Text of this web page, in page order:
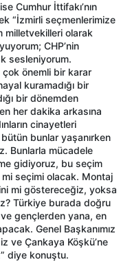
Cumhur İttifakı’nın
“İzmirli seçmenlerimize
milletvekilleri olarak
CHP’nin
sesleniyorum.
önemli bir karar
kuramadığı bir
bir dönemden
her dakika arkasına
cinayetleri
bunlar yaşanırken
Bunlarla mücadele
gidiyoruz, bu seçim
seçimi olacak. Montaj
mi göstereceğiz, yoksa
Türkiye burada doğru
gençlerden yana, en
Genel Başkanımız
ve Çankaya Köşkü’ne
diye konuştu.